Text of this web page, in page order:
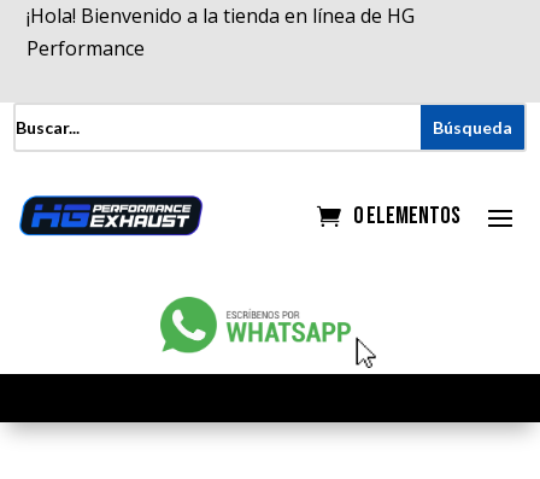
¡Hola! Bienvenido a la tienda en línea de HG
Performance
0 elementos